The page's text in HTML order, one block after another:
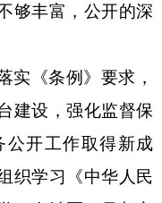
够丰富 ， 公开的深
实《条例》要求，
建设，强化监督保
公开工作取得新成
织学习《中华人民